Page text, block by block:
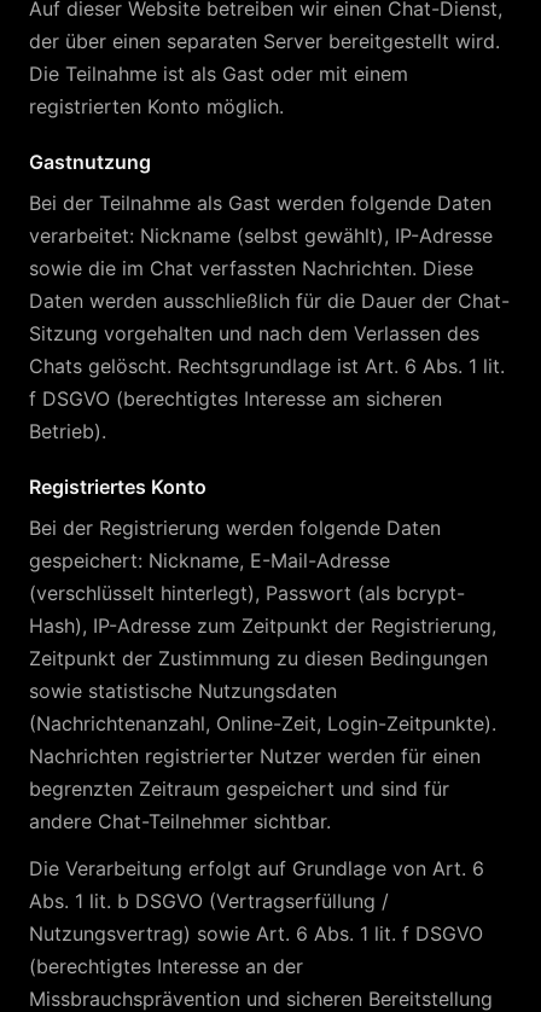
Auf dieser Website betreiben wir einen Chat-Dienst,
der über einen separaten Server bereitgestellt wird.
Die Teilnahme ist als Gast oder mit einem
registrierten Konto möglich.
Gastnutzung
Bei der Teilnahme als Gast werden folgende Daten
verarbeitet: Nickname (selbst gewählt), IP-Adresse
sowie die im Chat verfassten Nachrichten. Diese
Daten werden ausschließlich für die Dauer der Chat-
Sitzung vorgehalten und nach dem Verlassen des
Chats gelöscht. Rechtsgrundlage ist Art. 6 Abs. 1 lit.
f DSGVO (berechtigtes Interesse am sicheren
Betrieb).
Registriertes Konto
Bei der Registrierung werden folgende Daten
gespeichert: Nickname, E-Mail-Adresse
(verschlüsselt hinterlegt), Passwort (als bcrypt-
Hash), IP-Adresse zum Zeitpunkt der Registrierung,
Zeitpunkt der Zustimmung zu diesen Bedingungen
sowie statistische Nutzungsdaten
(Nachrichtenanzahl, Online-Zeit, Login-Zeitpunkte).
Nachrichten registrierter Nutzer werden für einen
begrenzten Zeitraum gespeichert und sind für
andere Chat-Teilnehmer sichtbar.
Die Verarbeitung erfolgt auf Grundlage von Art. 6
Abs. 1 lit. b DSGVO (Vertragserfüllung /
Nutzungsvertrag) sowie Art. 6 Abs. 1 lit. f DSGVO
(berechtigtes Interesse an der
Missbrauchsprävention und sicheren Bereitstellung